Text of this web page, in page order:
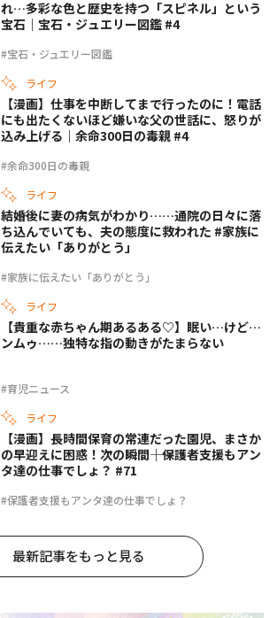
#宝石・ジュエリー図鑑
れ…多彩な色と歴史を持つ「スピネル」という
宝石｜宝石・ジュエリー図鑑 #4
ライフ
#余命300日の毒親
【漫画】仕事を中断してまで行ったのに！電話
にも出たくないほど嫌いな父の世話に、怒りが
込み上げる｜余命300日の毒親 #4
ライフ
#家族に伝えたい「ありがとう」
結婚後に妻の病気がわかり……通院の日々に落
ち込んでいても、夫の態度に救われた #家族に
伝えたい「ありがとう」
ライフ
#育児ニュース
【貴重な赤ちゃん期あるある♡】眠い…けど…
ンムゥ……独特な指の動きがたまらない
ライフ
#保護者支援もアンタ達の仕事でしょ？
【漫画】長時間保育の常連だった園児、まさか
の早迎えに困惑！次の瞬間――｜保護者支援もアン
タ達の仕事でしょ？ #71
最新記事をもっと見る